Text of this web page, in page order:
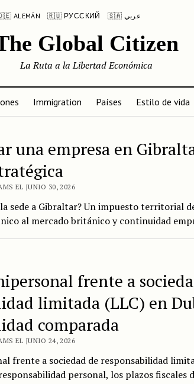
ALEMÁN 🇷🇺 РУССКИЙ 🇸🇦 عربي
Global Citizen
La Ruta a la Libertad Económica
Immigration Países Estilo de vida
una empresa en
EL JUNIO 30, 2026
sede a Gibraltar? Un impuesto territorial
al mercado británico y continuidad
frente a
limitada (LLC) en
comparada
EL JUNIO 24, 2026
frente a sociedad de responsabilidad
personal, los plazos fiscales